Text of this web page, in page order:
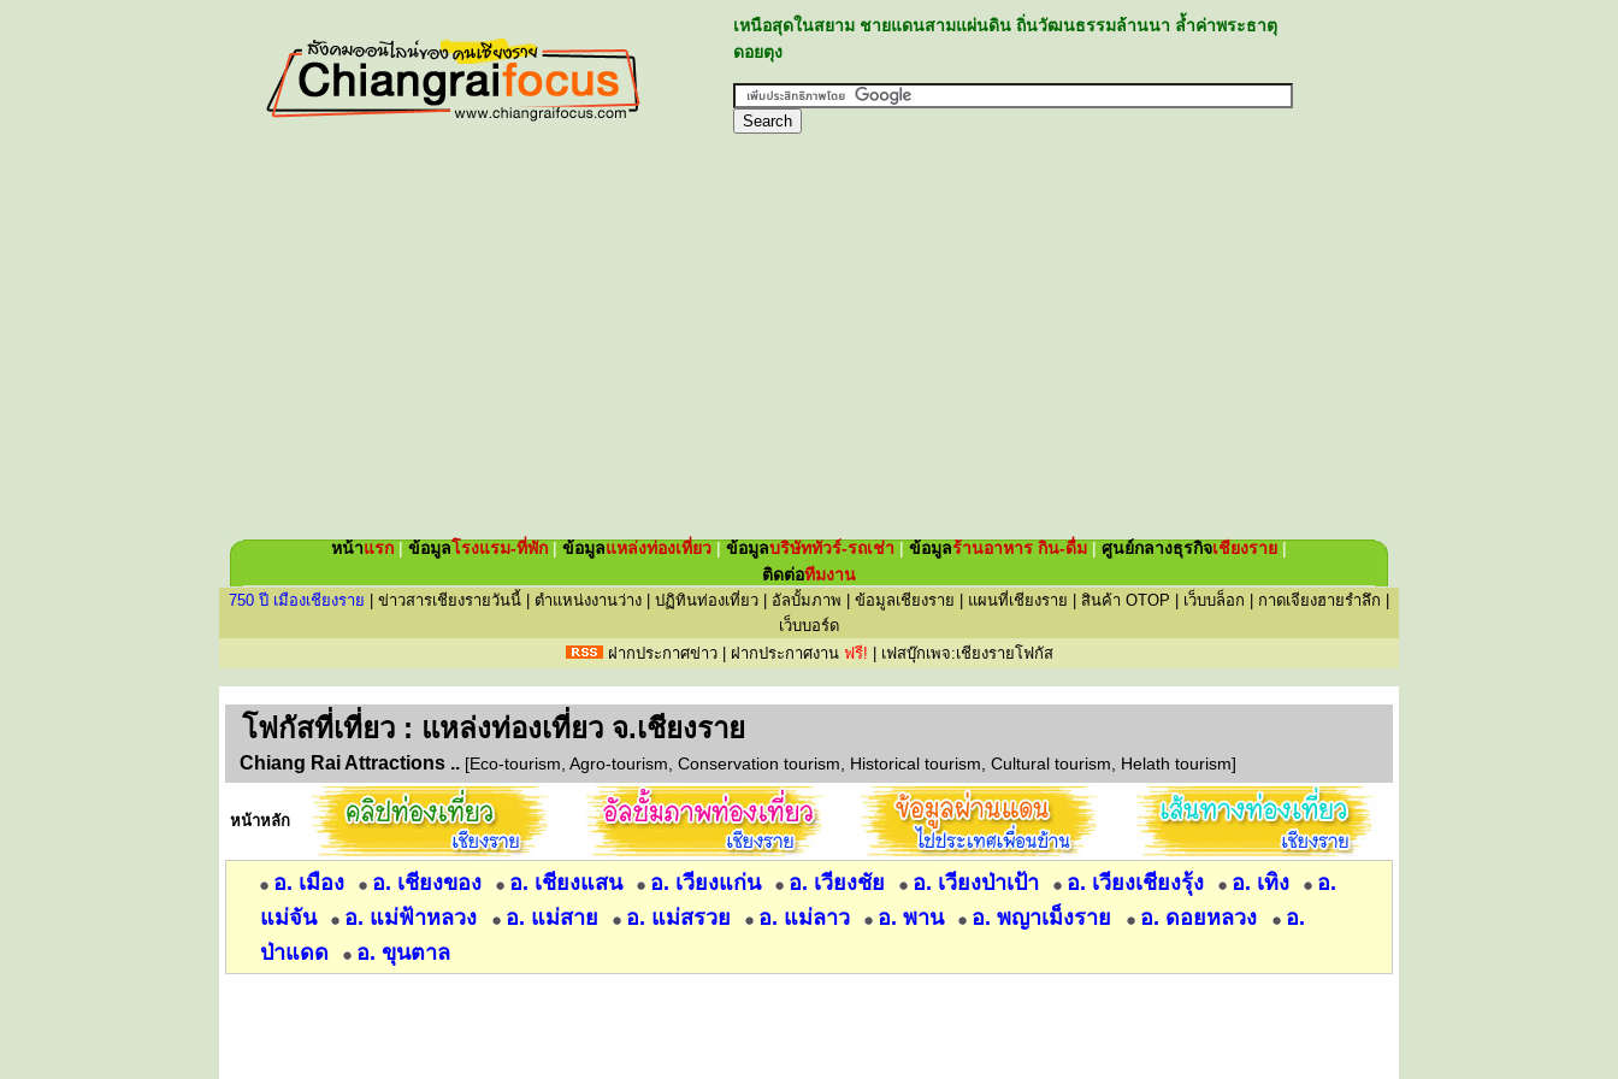
เหนือสุดในสยาม ชายแดนสามแผ่นดิน ถิ่นวัฒนธรรมล้านนา ล้ำค่าพระธาตุ
ดอยตุง
หน้าแรก | ข้อมูลโรงแรม-ที่พัก | ข้อมูลแหล่งท่องเที่ยว | ข้อมูลบริษัททัวร์-รถเช่า | ข้อมูลร้านอาหาร กิน-ดื่ม | ศูนย์กลางธุรกิจเชียงราย |
ติดต่อทีมงาน
750 ปี เมืองเชียงราย ข่าวสารเชียงรายวันนี้ ตำแหน่งงานว่าง ปฏิทินท่องเที่ยว อัลบั้มภาพ ข้อมูลเชียงราย แผนที่เชียงราย สินค้า OTOP เว็บบล็อก กาดเจียงฮายรำลึก
เว็บบอร์ด
ฝากประกาศข่าว| ฝากประกาศงาน ฟรี! เฟสบุ๊กเพจ:เชียงรายโฟกัส
โฟกัสที่เที่ยว : แหล่งท่องเที่ยว จ.เชียงราย
Chiang Rai Attractions .. [Eco-tourism, Agro-tourism, Conservation tourism, Historical tourism, Cultural tourism, Helath tourism]
หน้าหลัก
อ. เมือง อ. เชียงของ อ. เชียงแสน อ. เวียงแก่น อ. เวียงชัย อ. เวียงป่าเป้า อ. เวียงเชียงรุ้ง อ. เทิง
อ.
แม่จัน
อ. แม่ฟ้าหลวง อ. แม่สาย อ. แม่สรวย อ. แม่ลาว อ. พาน อ. พญาเม็งราย อ. ดอยหลวง
อ.
ป่าแดด
อ. ขุนตาล